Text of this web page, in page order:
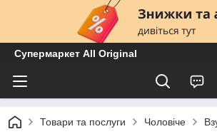
Супермаркет All Original
Товари та послуги Чоловіче